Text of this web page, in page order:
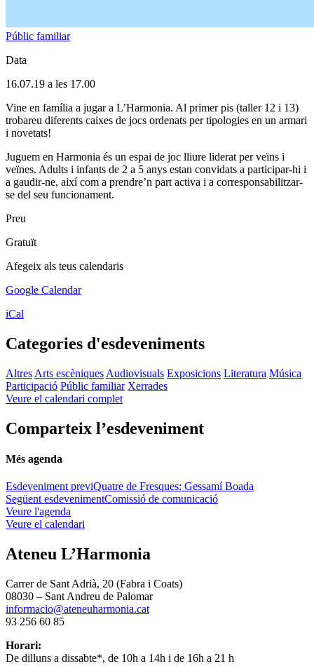
Públic familiar
Data
16.07.19 a les 17.00
Vine en família a jugar a L’Harmonia. Al primer pis (taller 12 i 13)
trobareu diferents caixes de jocs ordenats per tipologies en un armari
i novetats!
Juguem en Harmonia és un espai de joc lliure liderat per veïns i
veïnes. Adults i infants de 2 a 5 anys estan convidats a participar-hi i
a gaudir-ne, així com a prendre’n part activa i a corresponsabilitzar-
se del seu funcionament.
Preu
Gratuït
Afegeix als teus calendaris
Google Calendar
iCal
Categories d'esdeveniments
Altres Arts escèniques Audiovisuals Exposicions Literatura Música
Participació Públic familiar Xerrades
Veure el calendari complet
Comparteix l’esdeveniment
Més agenda
Esdeveniment previQuatre de Fresques: Gessamí Boada
Següent esdevenimentComissió de comunicació
Veure l'agenda
Veure el calendari
Ateneu L’Harmonia
Carrer de Sant Adrià, 20 (Fabra i Coats)
08030 – Sant Andreu de Palomar
informacio@ateneuharmonia.cat
93 256 60 85
Horari:
De dilluns a dissabte*, de 10h a 14h i de 16h a 21 h